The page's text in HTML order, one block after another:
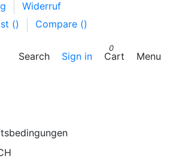
Widerruf
() Compare ()
Search Sign in
0
Cart
Menu